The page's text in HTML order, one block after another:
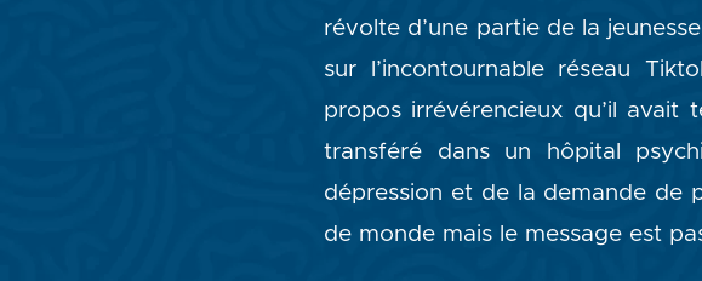
révolte d’une partie de la
sur l’incontournable réseau
propos irrévérencieux qu’il avait
transféré dans un hôpital
dépression et de la demande de
de monde mais le message est